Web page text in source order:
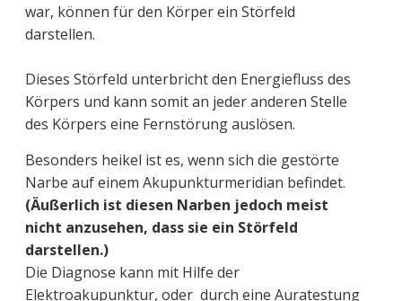
war, können für den Körper ein Störfeld
darstellen.
Dieses Störfeld unterbricht den Energiefluss des
Körpers und kann somit an jeder anderen Stelle
des Körpers eine Fernstörung auslösen.
Besonders heikel ist es, wenn sich die gestörte
Narbe auf einem Akupunkturmeridian befindet.
(Äußerlich ist diesen Narben jedoch meist
nicht anzusehen, dass sie ein Störfeld
darstellen.)
Die Diagnose kann mit Hilfe der
Elektroakupunktur, oder durch eine Auratestung